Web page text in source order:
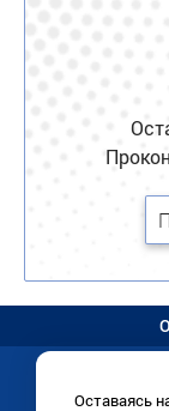
Оставаясь